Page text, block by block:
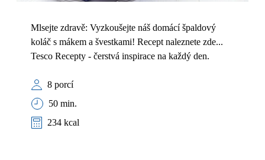
Mlsejte zdravě: Vyzkoušejte náš domácí špaldový
koláč s mákem a švestkami! Recept naleznete zde...
Tesco Recepty - čerstvá inspirace na každý den.
8 porcí
50 min.
234 kcal